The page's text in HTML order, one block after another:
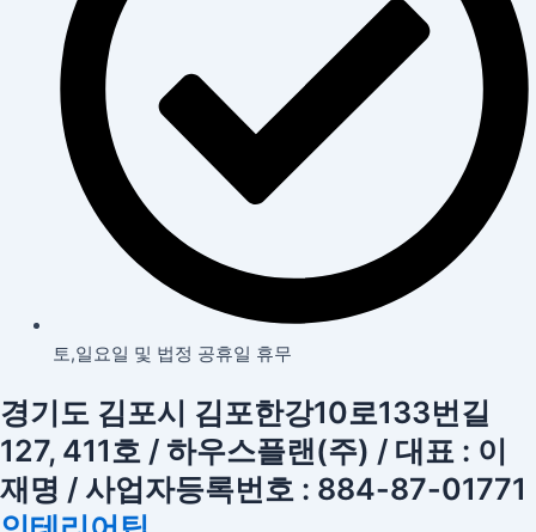
토,일요일 및 법정 공휴일 휴무
경기도 김포시 김포한강10로133번길
127, 411호 / 하우스플랜(주) / 대표 : 이
재명 / 사업자등록번호 : 884-87-01771